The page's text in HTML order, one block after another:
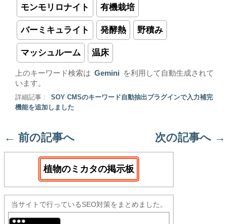
モンモリロナイト 有機栽培
バーミキュライト 発酵熱 野積み
マッシュルーム 温床
上のキーワード検索は Gemini
を利用して自動生成されて
います。
詳細記事 :
SOY CMSのキーワード自動抽出プラグインで入力補完
機能を追加しました
← 前の記事へ 次の記事へ →
植物のミカタの掲示板
当サイトで行っているSEO対策をまとめました。